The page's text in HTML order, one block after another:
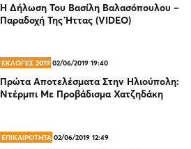
Η Δήλωση Του Βασίλη Βαλασόπουλου –
Παραδοχή Της Ήττας (VIDEO)
ΕΚΛΟΓΕΣ 2019 02/06/2019 19:40
Πρώτα Αποτελέσματα Στην Ηλιούπολη:
Ντέρμπι Με Προβάδισμα Χατζηδάκη
ΕΠΙΚΑΙΡΟΤΗΤΑ 02/06/2019 12:49